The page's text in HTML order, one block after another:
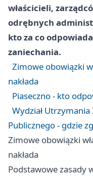
właścicieli,
odrębnych
kto za co
zaniechania.
Zimowe obowiązki
nakłada
Piaseczno - kto
Wydział
Publicznego - gdzie
Zimowe obowiązki
nakłada
Podstawowe zasady